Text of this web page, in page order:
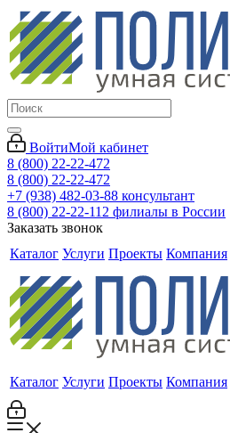
ВойтиМой кабинет
8 (800) 22-22-472
8 (800) 22-22-472
+7 (938) 482-03-88 консультант
8 (800) 22-22-112 филиалы в России
Заказать звонок
Каталог Услуги Проекты Компания
Каталог Услуги Проекты Компания